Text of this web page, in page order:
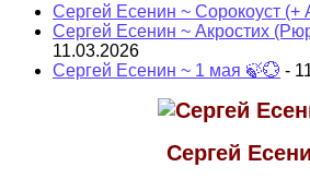
Сергей Есенин ~ Сорокоуст (+
Сергей Есенин ~ Акростих
11.03.2026
Сергей Есенин ~ 1 мая 🍃💮 -
Сергей